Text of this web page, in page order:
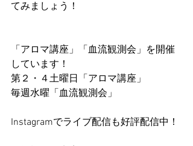
てみましょう！
「アロマ講座」「血流観測会」を開催
しています！
第２・４土曜日「アロマ講座」
毎週水曜「血流観測会」
Instagramでライブ配信も好評配信中！